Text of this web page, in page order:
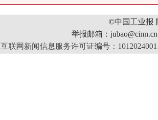
©中国工业报
举报邮箱：
互联网新闻信息服务许可证编号：